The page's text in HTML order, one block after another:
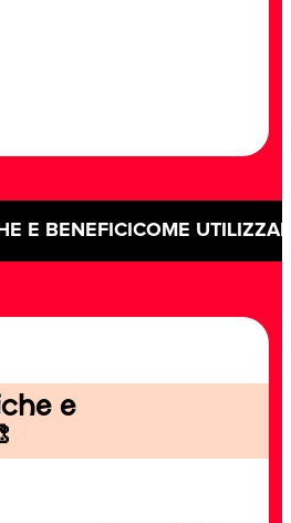
E BENEFICI COME
e